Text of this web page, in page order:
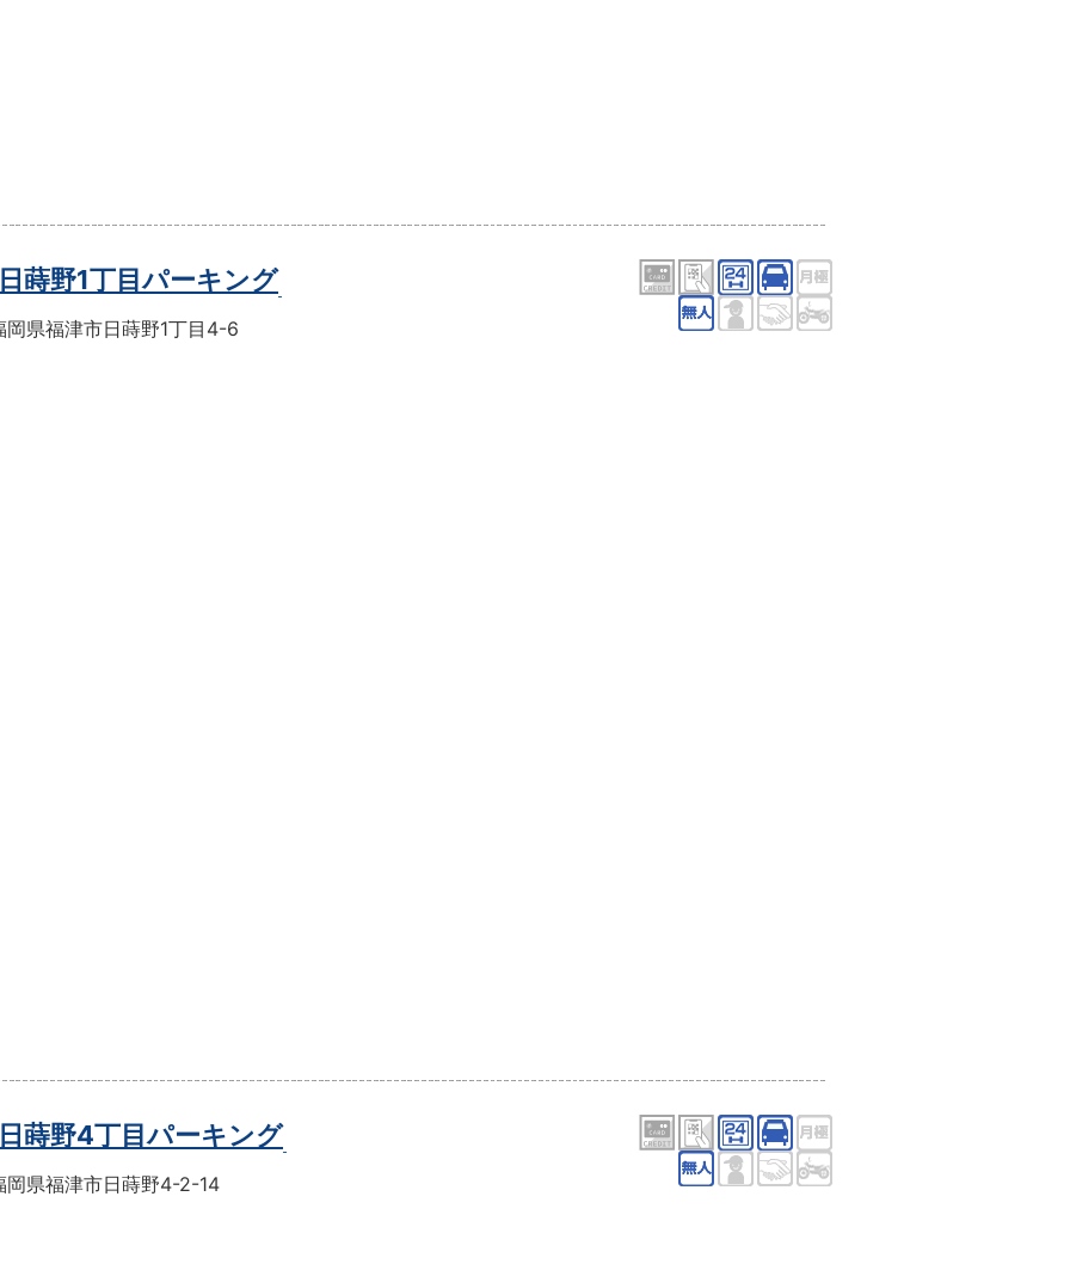
蒔野1丁目パーキング
岡県福津市日蒔野1丁目4-6
蒔野4丁目パーキング
岡県福津市日蒔野4-2-14